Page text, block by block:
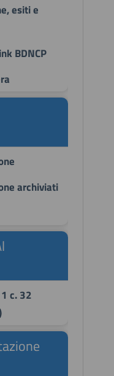
esiti e
BDNCP
archiviati
c. 32